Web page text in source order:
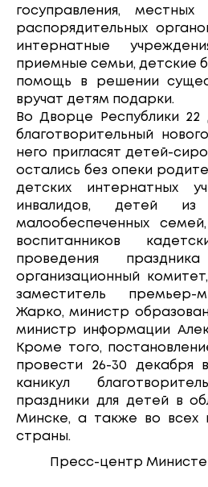
госуправления, местных
распорядительных
интернатные
приемные семьи, детские
помощь в решении
вручат детям подарки.
Во Дворце Республики 22
благотворительный
него пригласят детей-
остались без опеки
детских интернатных
инвалидов, детей
малообеспеченных
воспитанников
проведения
организационный
заместитель премьер-
Жарко, министр
министр информации
Кроме того,
провести 26-30 декабря
каникул
праздники для детей в
Минске, а также во всех
страны.
Пресс-центр